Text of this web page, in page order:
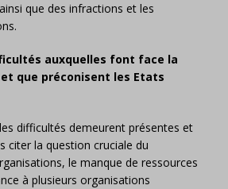
que des infractions et les
auxquelles font face la
et que préconisent les Etats
difficultés demeurent présentes et
citer la question cruciale du
le manque de ressources
à plusieurs organisations